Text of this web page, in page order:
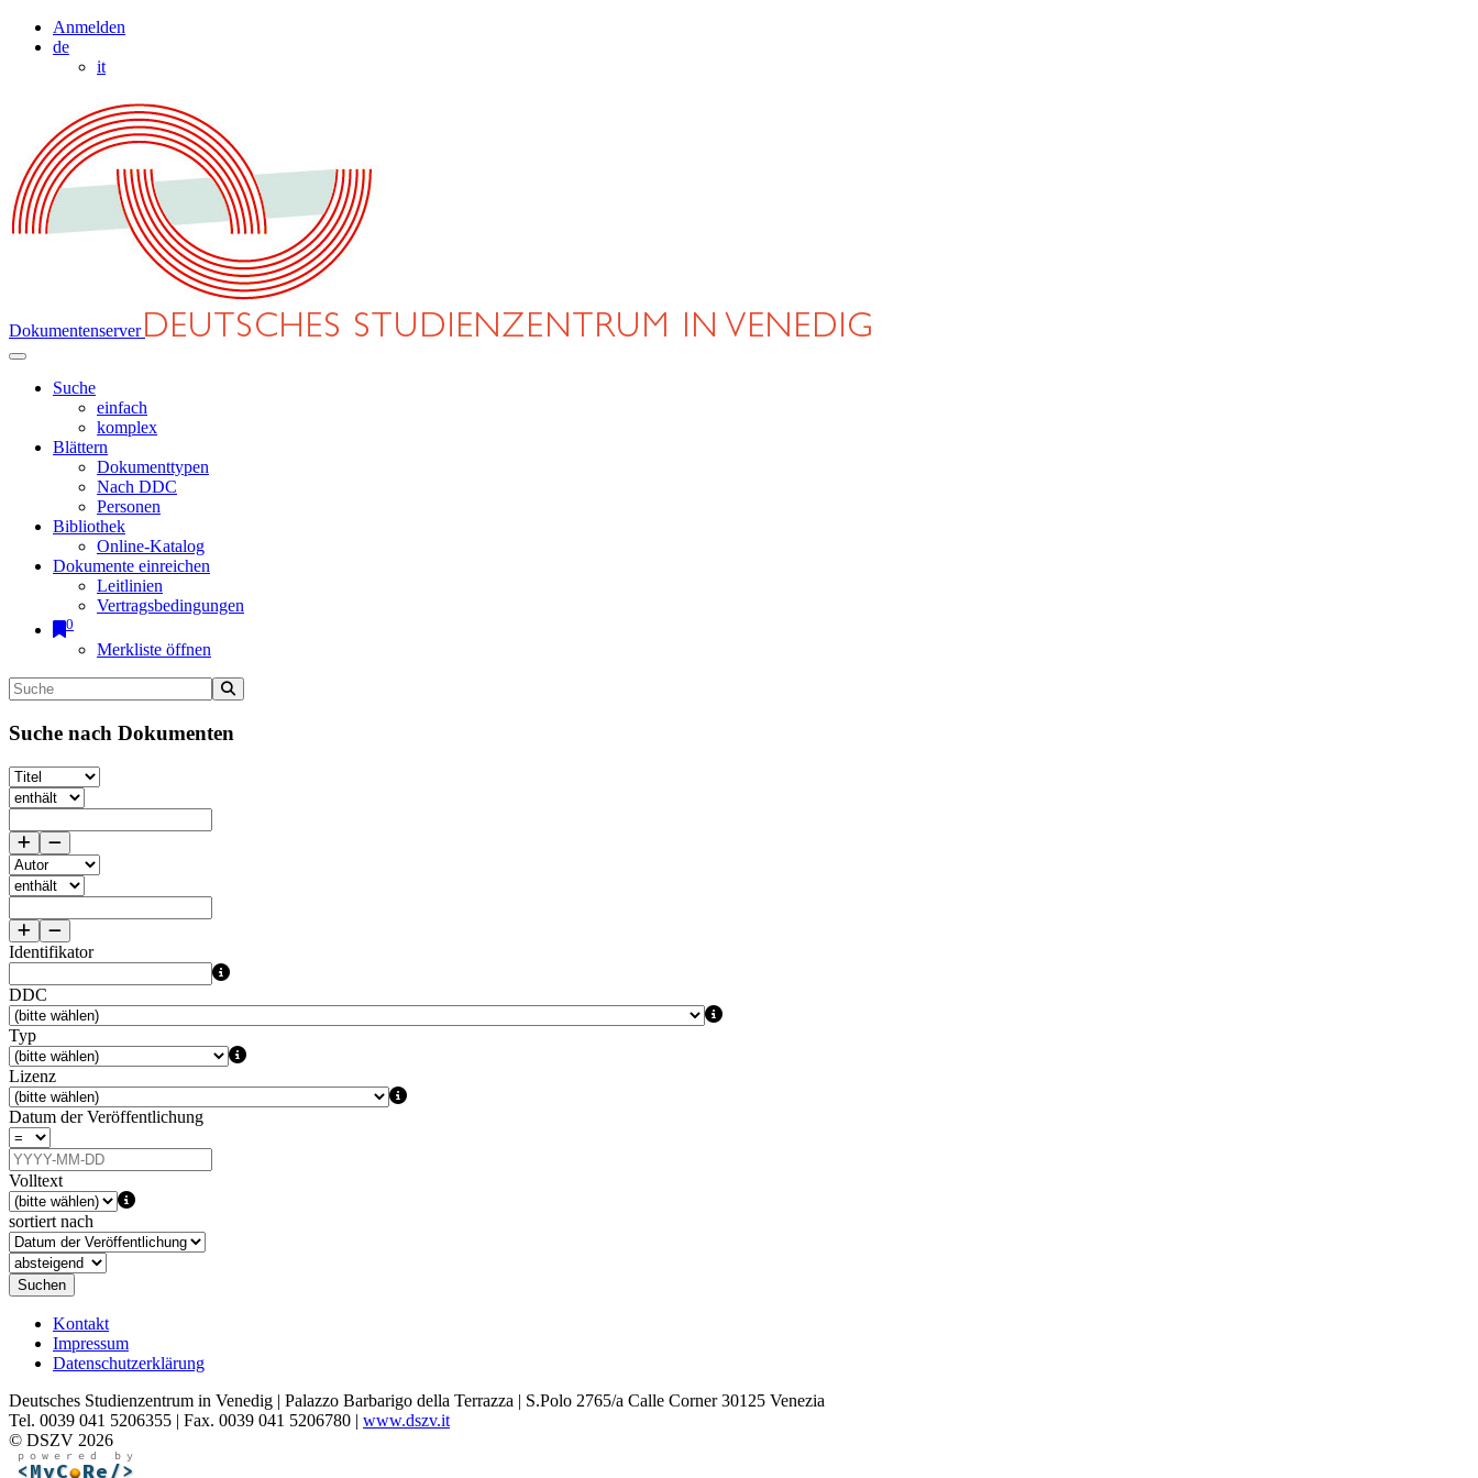
Anmelden
de
it
Dokumentenserver
Suche
einfach
komplex
Blättern
Dokumenttypen
Nach DDC
Personen
Bibliothek
Online-Katalog
Dokumente einreichen
Leitlinien
Vertragsbedingungen
0
Merkliste öffnen
Suche nach Dokumenten
Identifikator
DDC
Typ
Lizenz
Datum der Veröffentlichung
Volltext
sortiert nach
Suchen
Kontakt
Impressum
Datenschutzerklärung
Deutsches Studienzentrum in Venedig | Palazzo Barbarigo della Terrazza | S.Polo 2765/a Calle Corner 30125 Venezia
Tel. 0039 041 5206355 | Fax. 0039 041 5206780 | www.dszv.it
© DSZV 2026